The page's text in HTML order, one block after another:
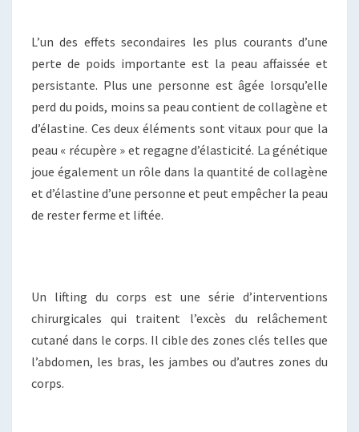
L’un des effets secondaires les plus courants d’une
perte de poids importante est la peau affaissée et
persistante. Plus une personne est âgée lorsqu’elle
perd du poids, moins sa peau contient de collagène et
d’élastine. Ces deux éléments sont vitaux pour que la
peau « récupère » et regagne d’élasticité. La génétique
joue également un rôle dans la quantité de collagène
et d’élastine d’une personne et peut empêcher la peau
de rester ferme et liftée.
Un lifting du corps est une série d’interventions
chirurgicales qui traitent l’excès du relâchement
cutané dans le corps. Il cible des zones clés telles que
l’abdomen, les bras, les jambes ou d’autres zones du
corps.